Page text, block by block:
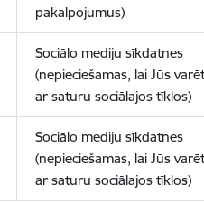
pakalpojumus)
Sociālo mediju sīkdatnes
(nepieciešamas, lai Jūs
ar saturu sociālajos tīklos)
Sociālo mediju sīkdatnes
(nepieciešamas, lai Jūs
ar saturu sociālajos tīklos)